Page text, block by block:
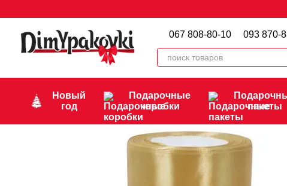
067 808-80-10 093 870-
Новый
год
Подарочные
коробки
пакеты